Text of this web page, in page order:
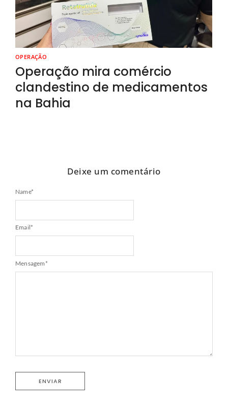
OPERAÇÃO
Operação mira comércio
clandestino de medicamentos
na Bahia
Deixe um comentário
Name*
Email*